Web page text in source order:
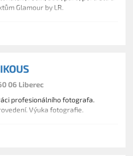
Glamour by LR.
06 Liberec
profesionálního fotografa.
Výuka fotografie.